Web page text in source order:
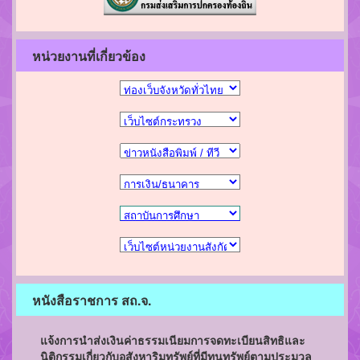
หน่วยงานที่เกี่ยวข้อง
หนังสือราชการ สถ.จ.
แจ้งการนำส่งเงินค่าธรรมเนียมการจดทะเบียนสิทธิและ
นิติกรรมเกี่ยวกับอสังหาริมทรัพย์ที่มีทุนทรัพย์ตามประมวล